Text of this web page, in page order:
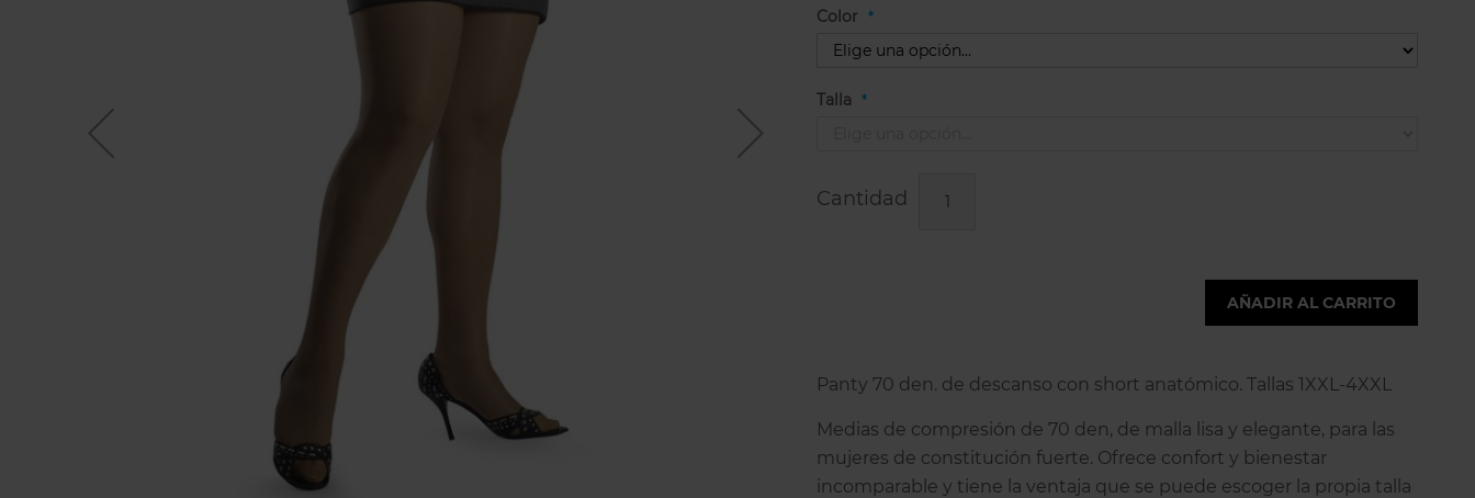
Color
Talla
Cantidad
AÑADIR AL CARRITO
Panty 70 den. de descanso con short anatómico. Tallas 1XXL-4XXL
Medias de compresión de 70 den, de malla lisa y elegante, para las
mujeres de constitución fuerte. Ofrece confort y bienestar
incomparable y tiene la ventaja que se puede escoger la propia talla